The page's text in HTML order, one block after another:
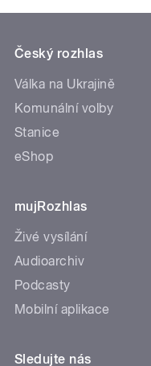
Český rozhlas
Válka na Ukrajině
Komunální volby
Stanice
eShop
mujRozhlas
Živé vysílání
Audioarchiv
Podcasty
Mobilní aplikace
Sledujte nás